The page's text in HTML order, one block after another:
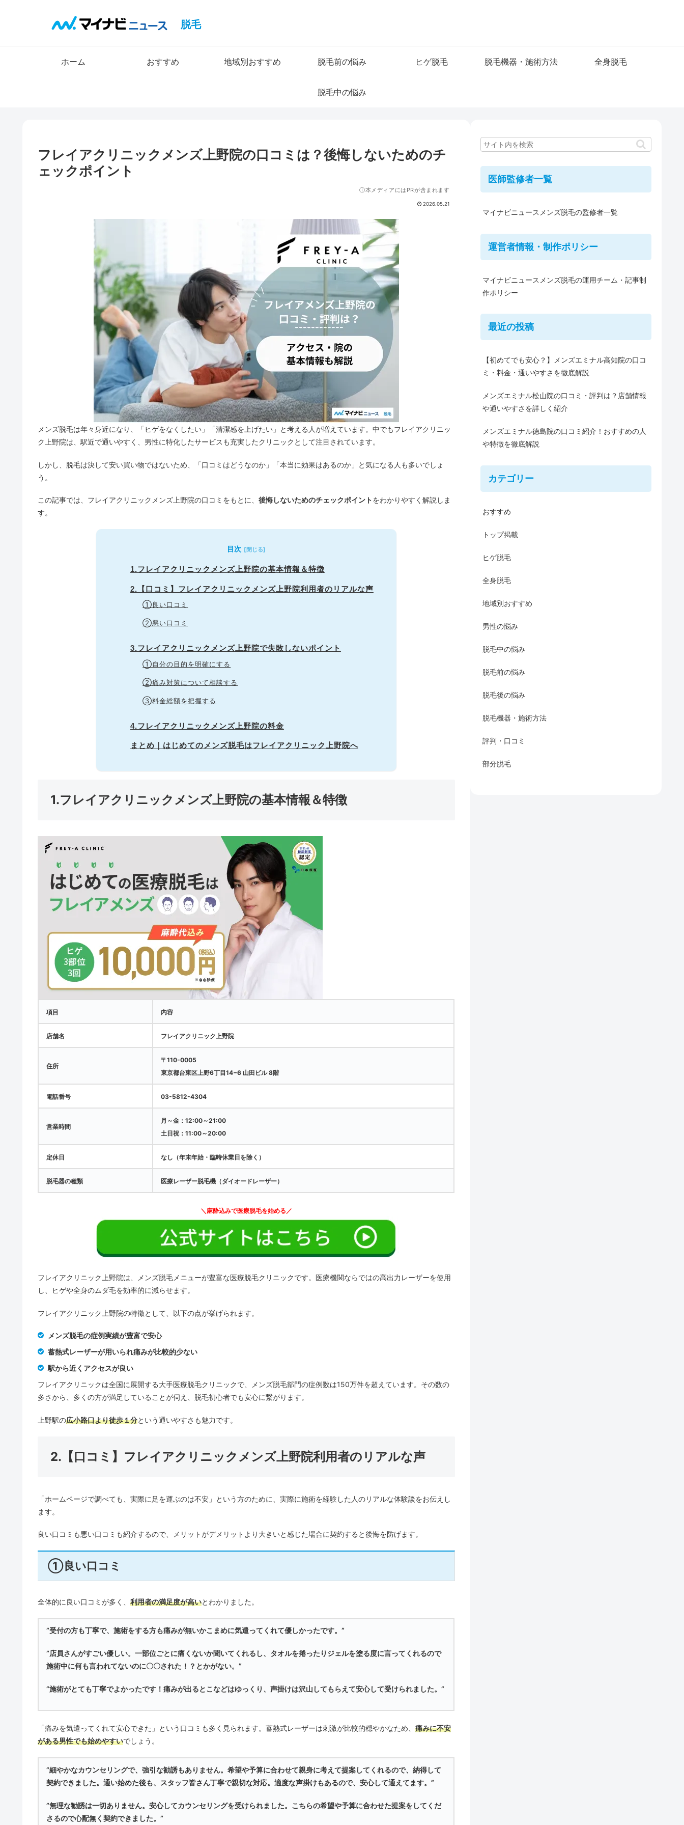
脱毛
ホーム おすすめ 地域別おすすめ 脱毛前の悩み ヒゲ脱毛 脱毛機器・施術方法 全身脱毛
脱毛中の悩み
フレイアクリニックメンズ上野院の口コミは？後悔しないためのチ
ェックポイント
ⓘ本メディアにはPRが含まれます
2026.05.21
メンズ脱毛は年々身近になり、「ヒゲをなくしたい」「清潔感を上げたい」と考える人が増えています。中でもフレイアクリニッ
ク上野院は、駅近で通いやすく、男性に特化したサービスも充実したクリニックとして注目されています。
しかし、脱毛は決して安い買い物ではないため、「口コミはどうなのか」「本当に効果はあるのか」と気になる人も多いでしょ
う。
この記事では、フレイアクリニックメンズ上野院の口コミをもとに、後悔しないためのチェックポイントをわかりやすく解説しま
す。
目次
1.フレイアクリニックメンズ上野院の基本情報＆特徴
2.【口コミ】フレイアクリニックメンズ上野院利用者のリアルな声
①良い口コミ
②悪い口コミ
3.フレイアクリニックメンズ上野院で失敗しないポイント
①自分の目的を明確にする
②痛み対策について相談する
③料金総額を把握する
4.フレイアクリニックメンズ上野院の料金
まとめ｜はじめてのメンズ脱毛はフレイアクリニック上野院へ
1.フレイアクリニックメンズ上野院の基本情報＆特徴
項目 内容
店舗名 フレイアクリニック上野院
住所
〒110-0005
東京都台東区上野6丁目14−6 山田ビル 8階
電話番号 03-5812-4304
営業時間
月～金：12:00～21:00
土日祝：11:00～20:00
定休日 なし（年末年始・臨時休業日を除く）
脱毛器の種類 医療レーザー脱毛機（ダイオードレーザー）
＼麻酔込みで医療脱毛を始める／
フレイアクリニック上野院は、メンズ脱毛メニューが豊富な医療脱毛クリニックです。医療機関ならではの高出力レーザーを使用
し、ヒゲや全身のムダ毛を効率的に減らせます。
フレイアクリニック上野院の特徴として、以下の点が挙げられます。
メンズ脱毛の症例実績が豊富で安心
蓄熱式レーザーが用いられ痛みが比較的少ない
駅から近くアクセスが良い
フレイアクリニックは全国に展開する大手医療脱毛クリニックで、メンズ脱毛部門の症例数は150万件を超えています。その数の
多さから、多くの方が満足していることが伺え、脱毛初心者でも安心に繋がります。
上野駅の広小路口より徒歩１分という通いやすさも魅力です。
2.【口コミ】フレイアクリニックメンズ上野院利用者のリアルな声
「ホームページで調べても、実際に足を運ぶのは不安」という方のために、実際に施術を経験した人のリアルな体験談をお伝えし
ます。
良い口コミも悪い口コミも紹介するので、メリットがデメリットより大きいと感じた場合に契約すると後悔を防げます。
①良い口コミ
全体的に良い口コミが多く、利用者の満足度が高いとわかりました。
”受付の方も丁寧で、施術をする方も痛みが無いかこまめに気遣ってくれて優しかったです。”
”店員さんがすごい優しい。一部位ごとに痛くないか聞いてくれるし、タオルを捲ったりジェルを塗る度に言ってくれるので
施術中に何も言われてないのに〇〇された！？とかがない。”
”施術がとても丁寧でよかったです！痛みが出るとこなどはゆっくり、声掛けは沢山してもらえて安心して受けられました。”
「痛みを気遣ってくれて安心できた」という口コミも多く見られます。蓄熱式レーザーは刺激が比較的穏やかなため、痛みに不安
がある男性でも始めやすいでしょう。
”細やかなカウンセリングで、強引な勧誘もありません。希望や予算に合わせて親身に考えて提案してくれるので、納得して
契約できました。通い始めた後も、スタッフ皆さん丁寧で親切な対応。適度な声掛けもあるので、安心して通えてます。”
”無理な勧誘は一切ありません。安心してカウンセリングを受けられました。こちらの希望や予算に合わせた提案をしてくだ
さるので心配無く契約できました。”
医師監修者一覧
マイナビニュースメンズ脱毛の監修者一覧
運営者情報・制作ポリシー
マイナビニュースメンズ脱毛の運用チーム・記事制
作ポリシー
最近の投稿
【初めてでも安心？】メンズエミナル高知院の口コ
ミ・料金・通いやすさを徹底解説
メンズエミナル松山院の口コミ・評判は？店舗情報
や通いやすさを詳しく紹介
メンズエミナル徳島院の口コミ紹介！おすすめの人
や特徴を徹底解説
カテゴリー
おすすめ
トップ掲載
ヒゲ脱毛
全身脱毛
地域別おすすめ
男性の悩み
脱毛中の悩み
脱毛前の悩み
脱毛後の悩み
脱毛機器・施術方法
評判・口コミ
部分脱毛